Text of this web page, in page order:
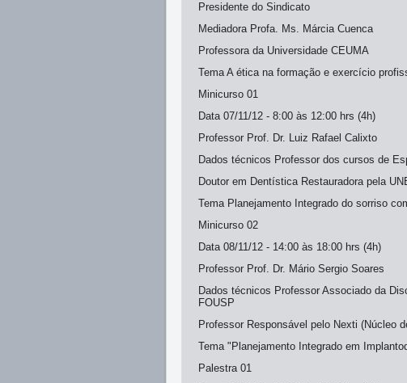
Presidente do Sindicato
Mediadora Profa. Ms. Márcia Cuenca
Professora da Universidade CEUMA
Tema A ética na formação e exercício
Minicurso 01
Data 07/11/12 - 8:00 às 12:00 hrs (4h)
Professor Prof. Dr. Luiz Rafael Calixto
Dados técnicos Professor dos cursos de
Doutor em Dentística Restauradora pela
Tema Planejamento Integrado do sorriso
Minicurso 02
Data 08/11/12 - 14:00 às 18:00 hrs (4h)
Professor Prof. Dr. Mário Sergio Soares
Dados técnicos Professor Associado da
FOUSP
Professor Responsável pelo Nexti (Núcleo
Tema "Planejamento Integrado em
Palestra 01